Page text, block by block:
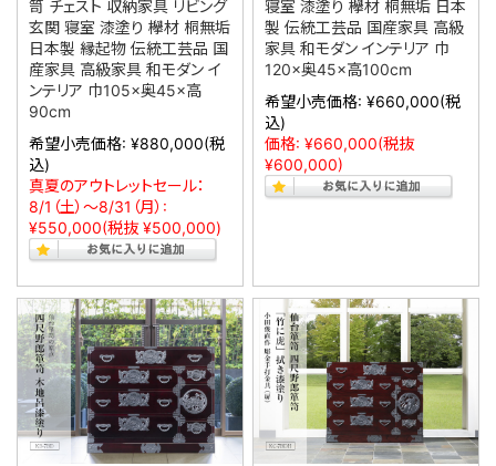
笥 チェスト 収納家具 リビング
玄関 寝室 漆塗り 欅材 桐無垢
日本製 縁起物 伝統工芸品 国
産家具 高級家具 和モダン イ
ンテリア 巾105×奥45×高
90cm
希望小売価格: ¥880,000(税
込)
真夏のアウトレットセール：
8/1（土）～8/31（月）:
¥550,000(税抜 ¥500,000)
寝室 漆塗り 欅材 桐無垢 日本
製 伝統工芸品 国産家具 高級
家具 和モダン インテリア 巾
120×奥45×高100cm
希望小売価格: ¥660,000(税
込)
価格: ¥660,000(税抜
¥600,000)